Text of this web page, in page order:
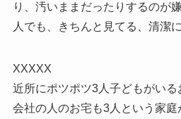
り、汚いままだったりするのが
人でも、きちんと見てる、清潔
XXXXX
近所にポツポツ3人子どもがい
会社の人のお宅も3人という家